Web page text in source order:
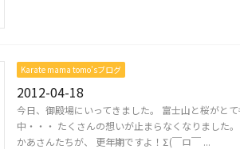
Karate mama tomo’sブログ
2012-04-18
今日、御殿場にいってきました。 富士山と桜がと
中・・・ たくさんの想いが止まらなくなりました
かあさんたちが、 更年期ですよ！Σ(￣ロ￣ ...